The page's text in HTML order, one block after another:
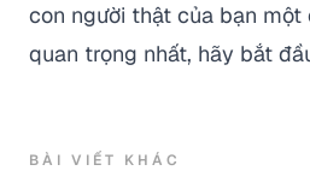
con người thật của bạn một
quan trọng nhất, hãy bắt
BÀI VIẾT KHÁC